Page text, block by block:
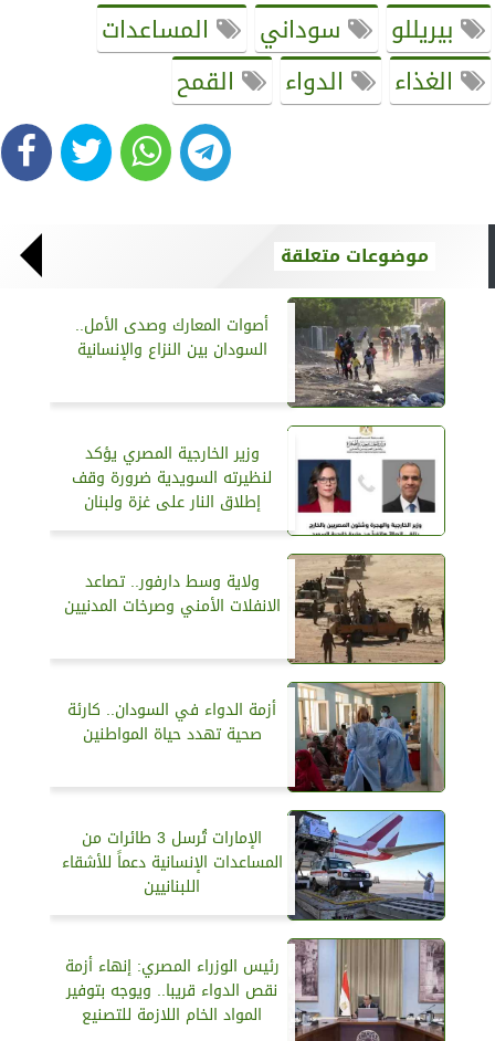
بيريللو سوداني
المساعدات
الغذاء
الدواء القمح
موضوعات متعلقة
أصوات المعارك وصدى الأمل..
السودان بين النزاع والإنسانية
وزير الخارجية المصري يؤكد
لنظيرته السويدية ضرورة وقف
إطلاق النار على غزة ولبنان
ولاية وسط دارفور.. تصاعد
الانفلات الأمني وصرخات المدنيين
أزمة الدواء في السودان.. كارئة
صحية تهدد حياة المواطنين
الإمارات تُرسل 3 طائرات من
المساعدات الإنسانية دعماً للأشقاء
اللبنانيين
رئيس الوزراء المصري: إنهاء أزمة
نقص الدواء قريبا.. ويوجه بتوفير
المواد الخام اللازمة للتصنيع